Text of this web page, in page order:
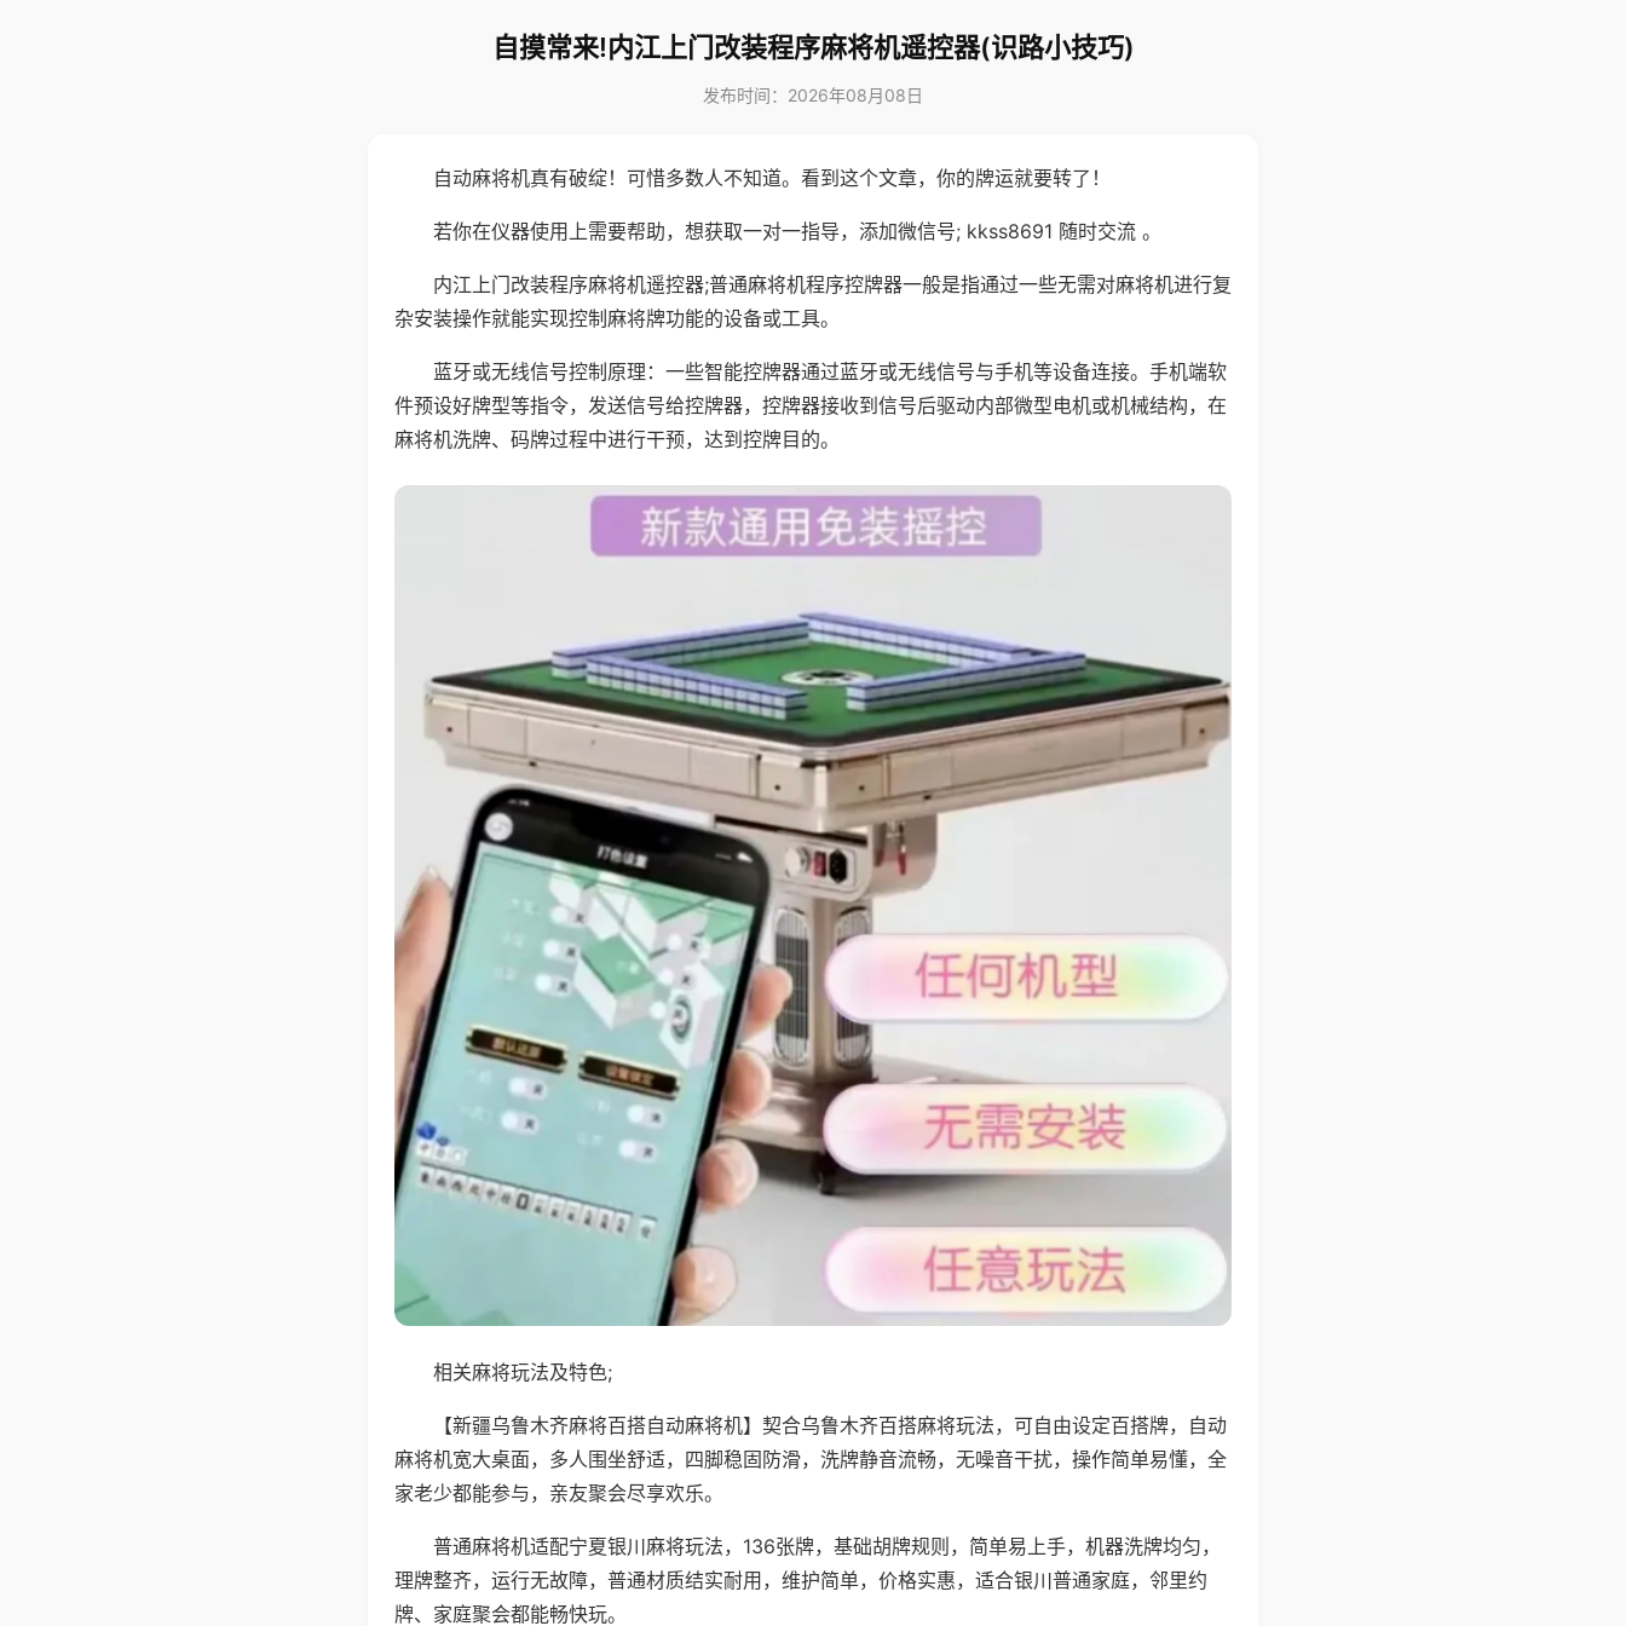
自摸常来!内江上门改装程序麻将机遥控器(识路小技巧)
发布时间：2026年08月08日
自动麻将机真有破绽！可惜多数人不知道。看到这个文章，你的牌运就要转了！
若你在仪器使用上需要帮助，想获取一对一指导，添加微信号; kkss8691 随时交流 。
内江上门改装程序麻将机遥控器;普通麻将机程序控牌器一般是指通过一些无需对麻将机进行复
杂安装操作就能实现控制麻将牌功能的设备或工具。
蓝牙或无线信号控制原理：一些智能控牌器通过蓝牙或无线信号与手机等设备连接。手机端软
件预设好牌型等指令，发送信号给控牌器，控牌器接收到信号后驱动内部微型电机或机械结构，在
麻将机洗牌、码牌过程中进行干预，达到控牌目的。
相关麻将玩法及特色;
【新疆乌鲁木齐麻将百搭自动麻将机】契合乌鲁木齐百搭麻将玩法，可自由设定百搭牌，自动
麻将机宽大桌面，多人围坐舒适，四脚稳固防滑，洗牌静音流畅，无噪音干扰，操作简单易懂，全
家老少都能参与，亲友聚会尽享欢乐。
普通麻将机适配宁夏银川麻将玩法，136张牌，基础胡牌规则，简单易上手，机器洗牌均匀，
理牌整齐，运行无故障，普通材质结实耐用，维护简单，价格实惠，适合银川普通家庭，邻里约
牌、家庭聚会都能畅快玩。